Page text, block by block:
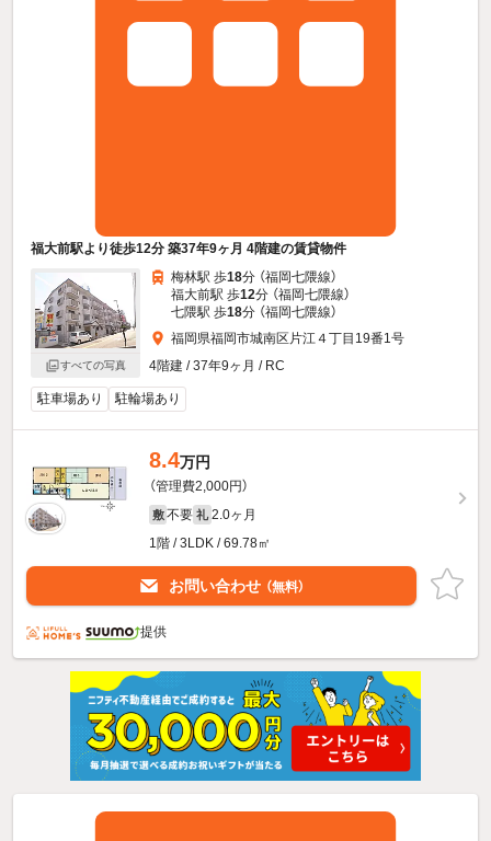
福大前駅より徒歩12分 築37年9ヶ月 4階建の賃貸物件
すべての写真
梅林駅 歩18分 （福岡七隈線）
福大前駅 歩12分 （福岡七隈線）
七隈駅 歩18分 （福岡七隈線）
福岡県福岡市城南区片江４丁目19番1号
4階建 / 37年9ヶ月 / RC
駐車場あり 駐輪場あり
8.4万円
（管理費2,000円）
敷 不要 礼 2.0ヶ月
1階 / 3LDK / 69.78㎡
お問い合わせ （無料）
提供